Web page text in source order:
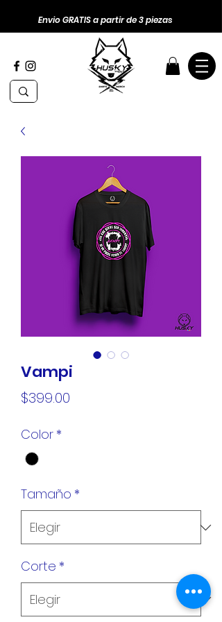
Envio GRATIS a partir de 3 piezas
Vampi
$399.00
Color *
Tamaño *
Corte *